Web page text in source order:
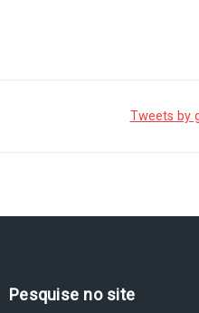
Tweets by
Pesquise no site